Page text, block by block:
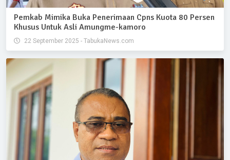
Pemkab Mimika Buka Penerimaan Cpns Kuota 80 Persen
Khusus Untuk Asli Amungme-kamoro
22 September 2025 - TabukaNews.com